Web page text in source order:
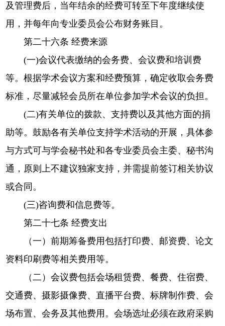
及管理费后，当年结余的经费可转至下年度继续使
用，并每年向专业委员会公布财务账目。
第二十六条 经费来源
(一)会议代表缴纳的会务费、会议费和培训费
等。根据学术会议方案和经费预算，确定收取会务费
标准，尽量减轻会员所在单位参加学术会议的负担。
(二)有关单位的拨款、支持费以及其他方面的捐
助等。鼓励各有关单位支持学术活动的开展，具体参
与方式可与学会秘书处和各专业委员会主委、秘书沟
通，原则上不建议独家支持，并需提前签订相关协议
或合同。
(三)咨询费和信息费等。
第二十七条 经费支出
（一）前期筹备费用包括打印费、邮资费、论文
资料印刷费等相关费用等。
（二）会议费包括会场租赁费、餐费、住宿费、
交通费、摄影摄像费、直播平台费、标牌制作费、会
场布置、会务及其他费用。会场选址必须在政府采购